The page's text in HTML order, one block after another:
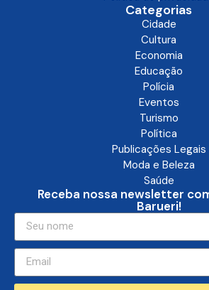
Categorias
Cidade
Cultura
Economia
Educação
Polícia
Eventos
Turismo
Política
Publicações Legais
Moda e Beleza
Saúde
Receba nossa newsletter
Barueri!